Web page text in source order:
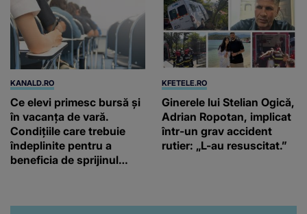
KANALD.RO
Ce elevi primesc bursă și
în vacanța de vară.
Condițiile care trebuie
îndeplinite pentru a
beneficia de sprijinul
KFETELE.RO
Ginerele lui Stelian Ogică,
Adrian Ropotan, implicat
într-un grav accident
rutier: „L-au resuscitat.”